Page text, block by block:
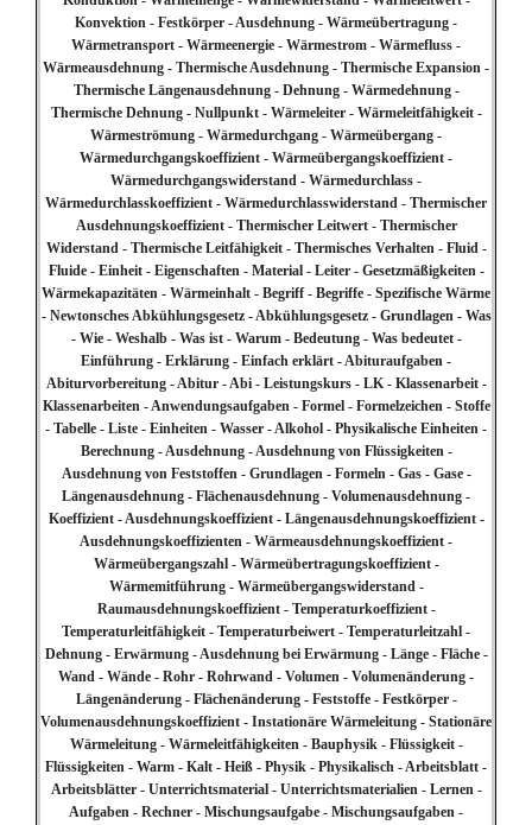
Konvektion - Festkörper - Ausdehnung - Wärmeübertragung -
Wärmetransport - Wärmeenergie - Wärmestrom - Wärmefluss -
Wärmeausdehnung - Thermische Ausdehnung - Thermische Expansion -
Thermische Längenausdehnung - Dehnung - Wärmedehnung -
Thermische Dehnung - Nullpunkt - Wärmeleiter - Wärmeleitfähigkeit -
Wärmeströmung - Wärmedurchgang - Wärmeübergang -
Wärmedurchgangskoeffizient - Wärmeübergangskoeffizient -
Wärmedurchgangswiderstand - Wärmedurchlass -
Wärmedurchlasskoeffizient - Wärmedurchlasswiderstand - Thermischer
Ausdehnungskoeffizient - Thermischer Leitwert - Thermischer
Widerstand - Thermische Leitfähigkeit - Thermisches Verhalten - Fluid -
Fluide - Einheit - Eigenschaften - Material - Leiter - Gesetzmäßigkeiten -
Wärmekapazitäten - Wärmeinhalt - Begriff - Begriffe - Spezifische Wärme
- Newtonsches Abkühlungsgesetz - Abkühlungsgesetz - Grundlagen - Was
- Wie - Weshalb - Was ist - Warum - Bedeutung - Was bedeutet -
Einführung - Erklärung - Einfach erklärt - Abituraufgaben -
Abiturvorbereitung - Abitur - Abi - Leistungskurs - LK - Klassenarbeit -
Klassenarbeiten - Anwendungsaufgaben - Formel - Formelzeichen - Stoffe
- Tabelle - Liste - Einheiten - Wasser - Alkohol - Physikalische Einheiten -
Berechnung - Ausdehnung - Ausdehnung von Flüssigkeiten -
Ausdehnung von Feststoffen - Grundlagen - Formeln - Gas - Gase -
Längenausdehnung - Flächenausdehnung - Volumenausdehnung -
Koeffizient - Ausdehnungskoeffizient - Längenausdehnungskoeffizient -
Ausdehnungskoeffizienten - Wärmeausdehnungskoeffizient -
Wärmeübergangszahl - Wärmeübertragungskoeffizient -
Wärmemitführung - Wärmeübergangswiderstand -
Raumausdehnungskoeffizient - Temperaturkoeffizient -
Temperaturleitfähigkeit - Temperaturbeiwert - Temperaturleitzahl -
Dehnung - Erwärmung - Ausdehnung bei Erwärmung - Länge - Fläche -
Wand - Wände - Rohr - Rohrwand - Volumen - Volumenänderung -
Längenänderung - Flächenänderung - Feststoffe - Festkörper -
Volumenausdehnungskoeffizient - Instationäre Wärmeleitung - Stationäre
Wärmeleitung - Wärmeleitfähigkeiten - Bauphysik - Flüssigkeit -
Flüssigkeiten - Warm - Kalt - Heiß - Physik - Physikalisch - Arbeitsblatt -
Arbeitsblätter - Unterrichtsmaterial - Unterrichtsmaterialien - Lernen -
Aufgaben - Rechner - Mischungsaufgabe - Mischungsaufgaben -